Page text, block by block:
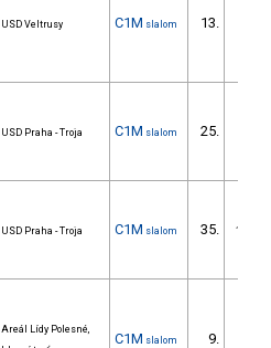
USD Veltrusy C1M slalom 13.
USD Praha - Troja C1M slalom 25.
USD Praha - Troja C1M slalom 35. 10/DM
Areál Lídy Polesné,
C1M slalom 9.